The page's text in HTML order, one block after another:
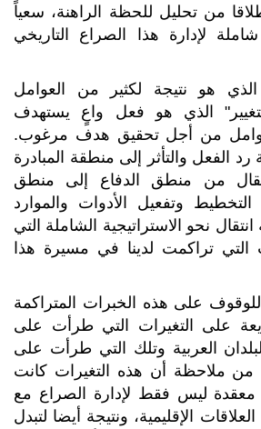
من تحليل للحظة الراهنة، سعياً
لإدارة هذا الصراع التاريخي
هو نتيجة لكثير من العوامل
الذي هو فعل واعٍ يستهدف
من أجل تحقيق هدف مرغوب.
الفعل والتأثر إلى منطقة المبادرة
انتقال من منطق الدفاع إلى منطق
التخطيط وتفعيل الأدوات والموارد
نحو الاستراتيجية الشاملة التي
التي تراكمت لدينا في مسيرة هذا
على هذه الخبرات المتراكمة
على التغيرات التي طرأت على
البلدان العربية وتلك التي طرأت على
بد من ملاحظة أن هذه التغيرات كانت
معقدة ليس فقط لإدارة الصراع مع
العلاقات الإقليمية، ونتيجة أيضا لتبدل